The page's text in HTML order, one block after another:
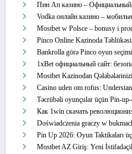
Пин Ап казино – Официальный
Vodka онлайн казино –
Mostbet w Polsce – bonusy i
Pinco Online Kazinoda
Bankrolla görə Pinco oyun
1xBet официальный сайт:
Mostbet Kazinodan
Casino uden om rofus:
Təcrübəli oyunçular üçün Pin-
Как 1win скачать
Doświadczenia graczy w
Pin Up 2026: Oyun Taktikaları
Mostbet AZ Giriş: Yeni